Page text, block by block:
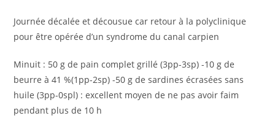
Journée décalée et décousue car retour à la polyclinique
pour être opérée d’un syndrome du canal carpien
Minuit : 50 g de pain complet grillé (3pp-3sp) -10 g de
beurre à 41 %(1pp-2sp) -50 g de sardines écrasées sans
huile (3pp-0spl) : excellent moyen de ne pas avoir faim
pendant plus de 10 h